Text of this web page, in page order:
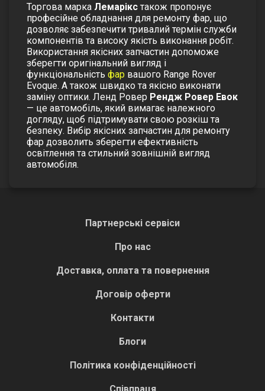
Торгова марка Лемарікс також пропонує
професійне обладнання для ремонту фар, що
дозволяє забезпечити тривалий термін служби
компонентів та високу якість виконання робіт.
Використання якісних запчастин допоможе
зберегти оригінальний вигляд і
функціональність фар вашого Range Rover
Evoque. А також швидко та якісно виконати
заміну оптики. Ленд Ровер Рендж Ровер Евок
— це автомобіль, який вимагає належного
догляду, щоб підтримувати свою розкіш та
безпеку. Вибір якісних запчастин для ремонту
фар дозволить зберегти ефективність
освітлення та стильний зовнішній вигляд
автомобіля.
Партнерські сервіси
Про нас
Доставка, оплата та повернення
Договір оферти
Контакти
Блоги
Політика конфіденційності